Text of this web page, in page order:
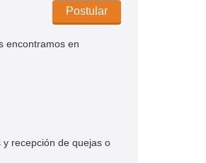
Postular
encontramos en
recepción de quejas o